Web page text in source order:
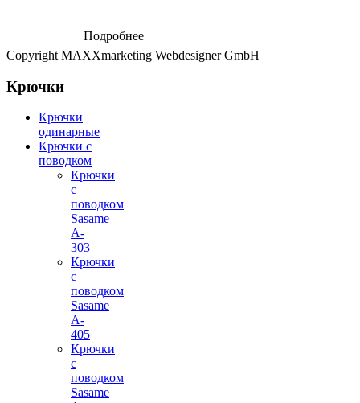
Подробнее
Copyright MAXXmarketing Webdesigner GmbH
Крючки
Крючки
одинарные
Крючки с
поводком
Крючки
с
поводком
Sasame
A-
303
Крючки
с
поводком
Sasame
A-
405
Крючки
с
поводком
Sasame